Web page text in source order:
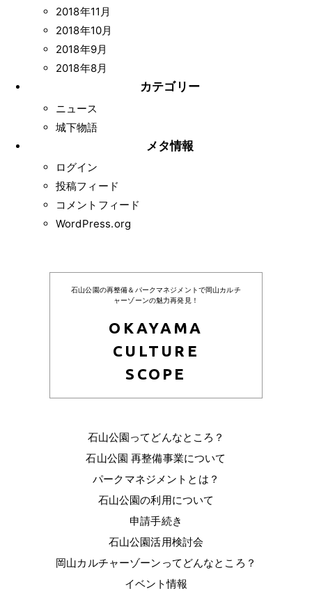
2018年11月
2018年10月
2018年9月
2018年8月
カテゴリー
ニュース
城下物語
メタ情報
ログイン
投稿フィード
コメントフィード
WordPress.org
石山公園の再整備＆パークマネジメントで岡山カルチ
ャーゾーンの魅力再発見！
OKAYAMA
CULTURE
SCOPE
石山公園ってどんなところ？
石山公園 再整備事業について
パークマネジメントとは？
石山公園の利用について
申請手続き
石山公園活用検討会
岡山カルチャーゾーンってどんなところ？
イベント情報